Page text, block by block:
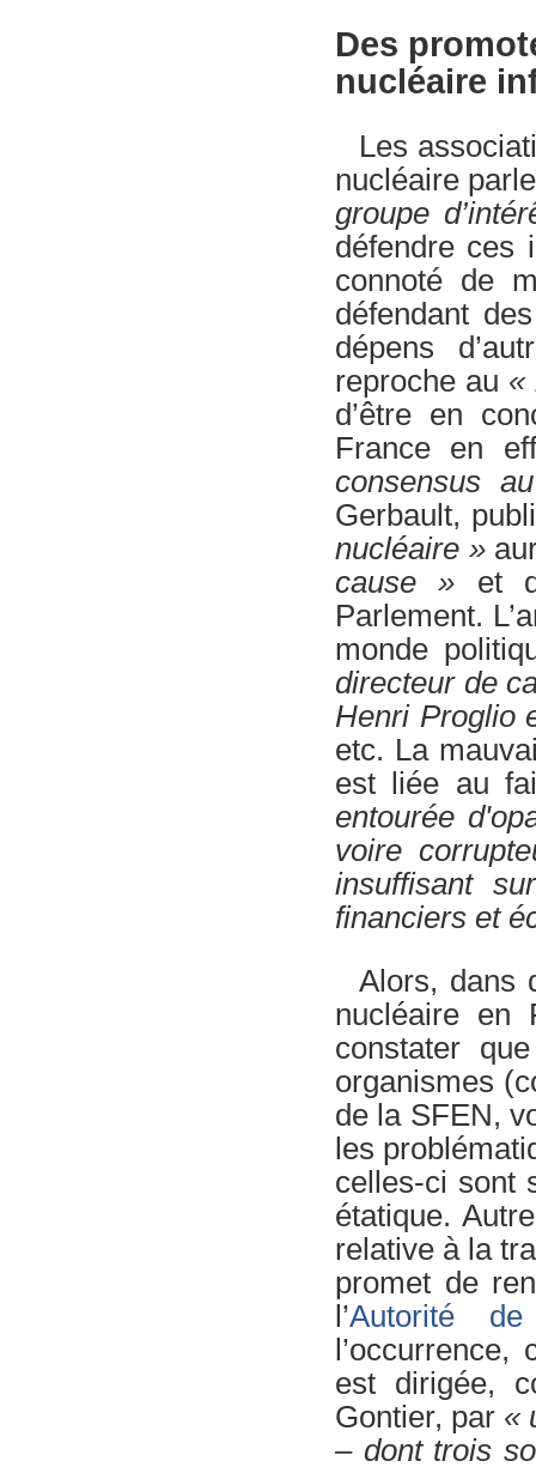
Des
nucléaire
Les
nucléaire
groupe
défendre ces
connoté de
défendant
dépens
reproche au «
d’être en
France en
consensus
Gerbault,
nucléaire »
cause » et
Parlement.
monde
directeur de
Henri Proglio
etc. La
est liée au
entourée
voire
insuffisant
financiers et
Alors, dans
nucléaire en
constater
organismes
de la SFEN,
les
celles-ci sont
étatique.
relative à la
promet de
l’Autorité
l’occurrence,
est dirigée,
Gontier, par «
– dont trois